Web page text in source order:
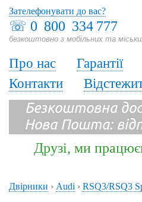
☏ 0 800 334 777
безкоштовно з мобільних та
Зателефонувати до вас?
Про нас Гарантії
Контакти
Безкоштовна
Нова Пошта:
Друзі, ми
Двірники › Audi › RSQ3/RSQ3